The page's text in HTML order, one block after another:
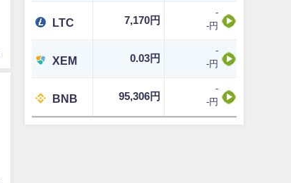
LTC 7,170円
-
-円
XEM 0.03円
-
-円
BNB 95,306円
-
-円